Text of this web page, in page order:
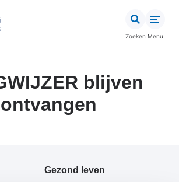
Zoeken Menu
blijven
ontvangen
Gezond leven